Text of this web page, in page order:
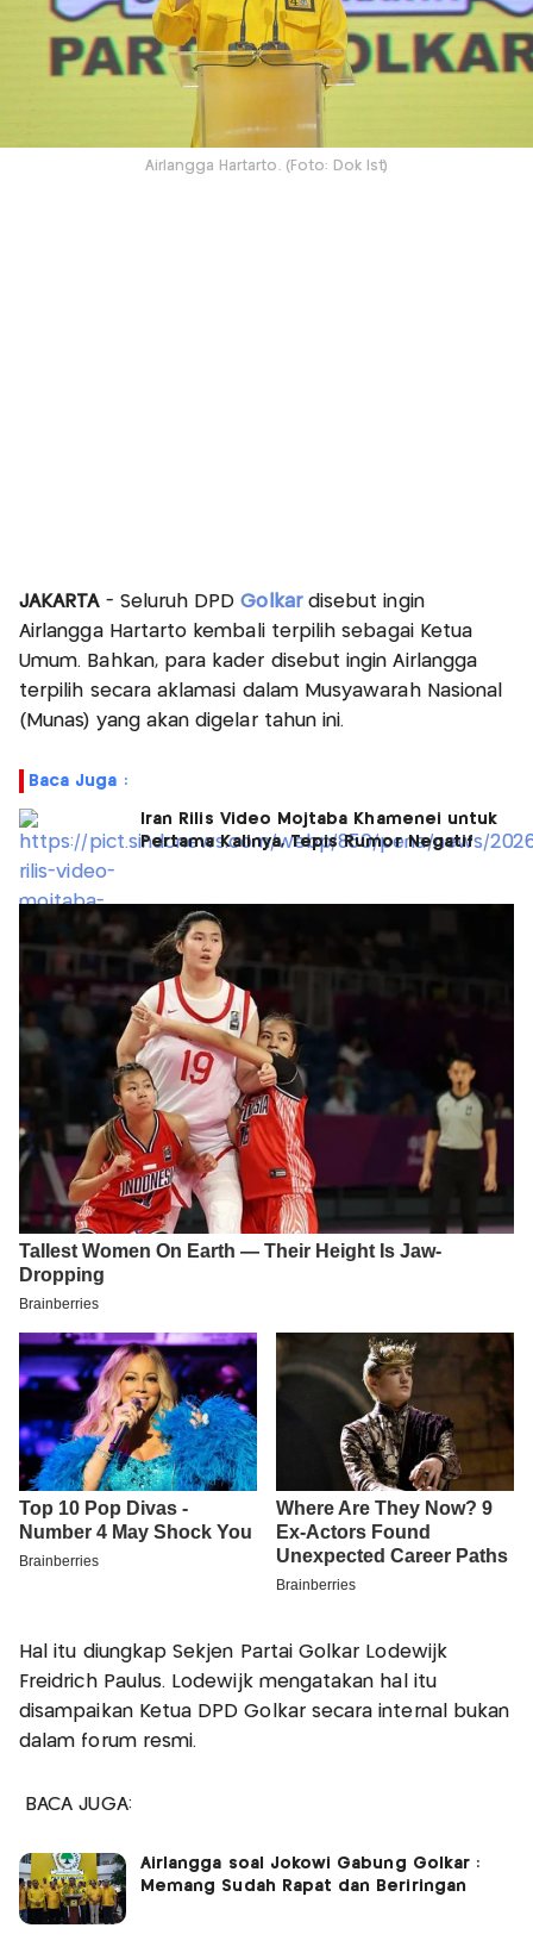
Airlangga Hartarto. (Foto: Dok Ist)
JAKARTA- Seluruh DPDGolkardisebut ingin
Airlangga Hartarto kembali terpilih sebagai Ketua
Umum. Bahkan, para kader disebut ingin Airlangga
terpilih secara aklamasi dalam Musyawarah Nasional
(Munas) yang akan digelar tahun ini.
Baca Juga :
Iran Rilis Video Mojtaba Khamenei untuk
Pertama Kalinya, Tepis Rumor Negatif
Hal itu diungkap Sekjen Partai Golkar Lodewijk
Freidrich Paulus. Lodewijk mengatakan hal itu
disampaikan Ketua DPD Golkar secara internal bukan
dalam forum resmi.
BACA JUGA:
Airlangga soal Jokowi Gabung Golkar :
Memang Sudah Rapat dan Beriringan